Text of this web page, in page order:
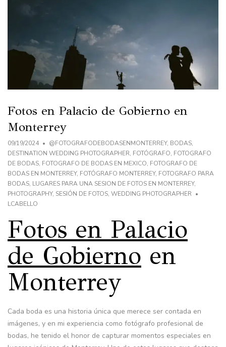
Fotos en Palacio de Gobierno en
Monterrey
09/19/2024 @FOTOGRAFODEBODASENMONTERREY, BODAS,
DESTINATION WEDDING PHOTOGRAPHER, FOTÓGRAFO, FOTOGRAFO
DE BODAS, FOTOGRAFO DE BODAS EN MEXICO, FOTOGRAFO DE
BODAS EN MONTERREY, FOTÓGRAFO MONTERREY, FOTOGRAFO PARA
BODAS, LUGARES PARA UNA SESION DE FOTOS EN MONTERREY,
PHOTOGRAPHY, SESIÓN DE FOTOS, WEDDING PHOTOGRAPHER
LCABELLO
Fotos en Palacio
de Gobierno en
Monterrey
Cada boda es una historia única que merece ser contada en
imágenes, y en mi experiencia como fotógrafo profesional de
bodas, he tenido el honor de capturar momentos especiales en